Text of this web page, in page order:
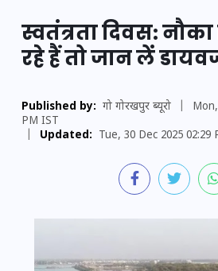
स्वतंत्रता दिवस:
रहे हैं तो जान लें
Published by: गो गोरखपुर ब्यूरो
PM IST
Updated: Tue, 30 Dec 2025 02:29